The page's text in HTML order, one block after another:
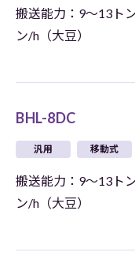
搬送能力：9～13ト
ン/h（大豆）
BHL-8DC
汎用 移動式
搬送能力：9～13ト
ン/h（大豆）